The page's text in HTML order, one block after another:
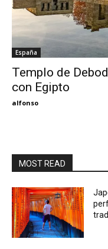
España
Templo de
con Egipto
alfonso
MOST READ